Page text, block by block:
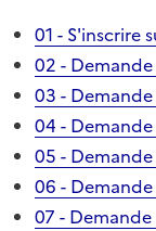
01 - S'inscrire
02 -
03 -
04 -
05 -
06 -
07 -